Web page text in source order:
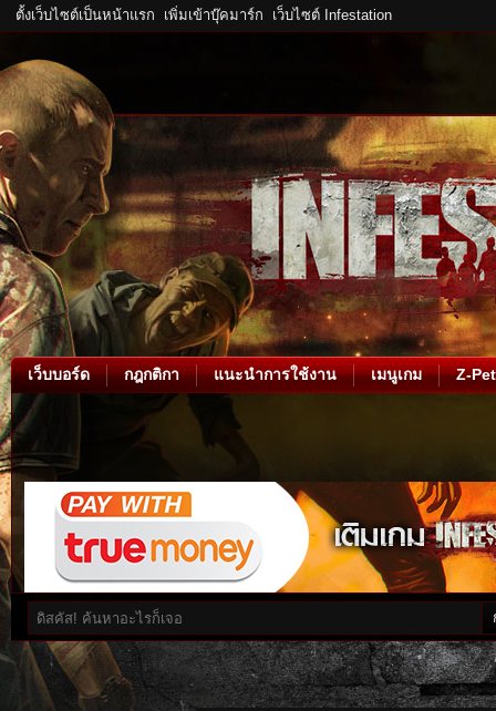
ตั้งเว็บไซต์เป็นหน้าแรก เพิ่มเข้าบุ๊คมาร์ก เว็บไซต์ Infestation
เว็บบอร์ด กฎกติกา แนะนำการใช้งาน เมนูเกม Z-Pet